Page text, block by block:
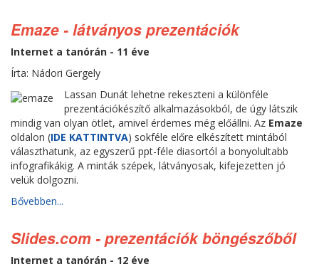
Emaze - látványos prezentációk
Internet a tanórán - 11 éve
Írta: Nádori Gergely
Lassan Dunát lehetne rekeszteni a különféle
prezentációkészítő alkalmazásokból, de úgy látszik
mindig van olyan ötlet, amivel érdemes még előállni. Az Emaze
oldalon (IDE KATTINTVA) sokféle előre elkészített mintából
választhatunk, az egyszerű ppt-féle diasortól a bonyolultabb
infografikákig. A minták szépek, látványosak, kifejezetten jó
velük dolgozni.
Bővebben...
Slides.com - prezentációk böngészőből
Internet a tanórán - 12 éve